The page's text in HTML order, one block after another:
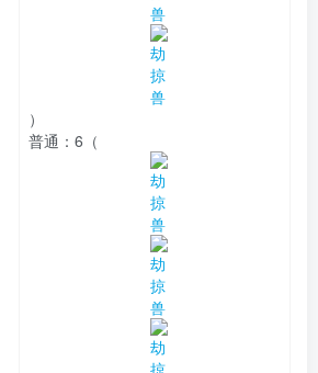
）
普通： 6（